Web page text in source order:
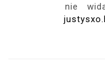
nie